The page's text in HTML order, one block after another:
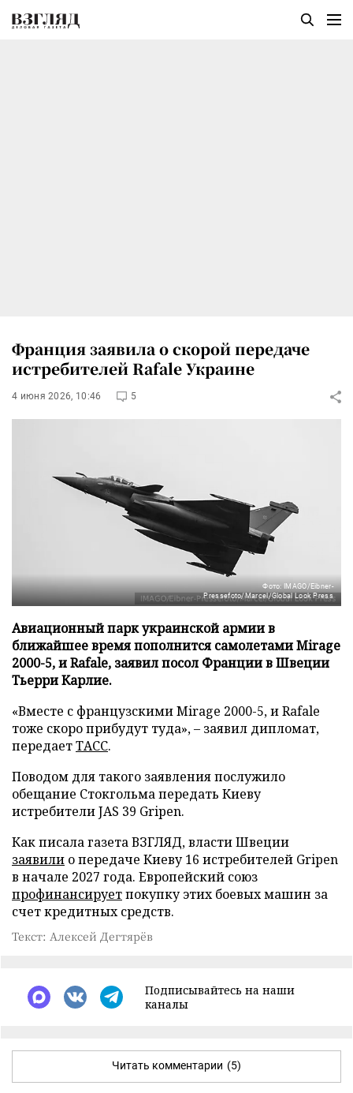
Франция заявила о скорой передаче
истребителей Rafale Украине
4 июня 2026, 10:46 5
Фото: IMAGO/Eibner-
Pressefoto/Marcel/Global Look Press
Авиационный парк украинской армии в
ближайшее время пополнится самолетами Mirage
2000-5, и Rafale, заявил посол Франции в Швеции
Тьерри Карлие.
«Вместе с французскими Mirage 2000-5, и Rafale
тоже скоро прибудут туда», – заявил дипломат,
передаетТАСС.
Поводом для такого заявления послужило
обещание Стокгольма передать Киеву
истребители JAS 39 Gripen.
Как писала газета ВЗГЛЯД, власти Швеции
заявили о передаче Киеву 16 истребителей Gripen
в начале 2027 года. Европейский союз
профинансируетпокупку этих боевых машин за
счет кредитных средств.
Текст: Алексей Дегтярёв
Подписывайтесь на наши
каналы
Читать комментарии (5)